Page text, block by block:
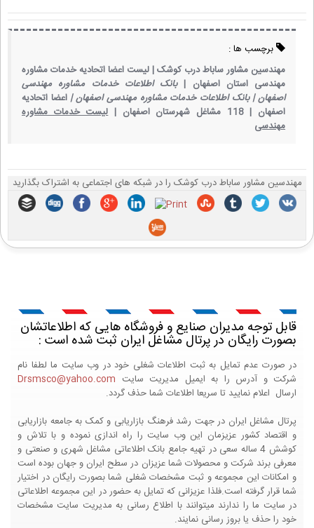
برچسب ها :
مهندسین مشاور ساباط درب کوشک |لیست اعضا اتحادیه خدمات مشاوره
مهندسی استان اصفهان | بانک اطلاعات خدمات مشاوره مهندسی
اصفهان | بانک اطلاعات خدمات مشاوره مهندسی اصفهان | اعضا اتحادیه
اصفهان | 118 مشاغل شهرستان اصفهان |
لیست خدمات مشاوره
مهندسی
مهندسین مشاور ساباط درب کوشک را در شبکه های اجتماعی به اشتراک بگذارید
قابل توجه مدیران صنایع و فروشگاه هایی که اطلاعاتشان
بصورت رایگان در پرتال مشاغل ایران ثبت شده است :
در صورت عدم تمایل به ثبت اطلاعات شغلی خود در وب سایت ما لطفا نام
شرکت و آدرس را به ایمیل مدیریت سایت Drsmsco@yahoo.com
ارسال اعلام نمایید تا سریعا اطلاعات شما حذف گردد.
پرتال مشاغل ایران در جهت رشد فرهنگ بازاریابی و کمک به جامعه بازاریابی
و اقتصاد کشور عزیزمان این وب سایت را راه اندازی نموده و با تلاش و
کوشش 4 ساله سعی در تهیه جامع بانک اطلاعاتی مشاغل شهری و صنعتی و
معرفی برند شرکت و محصولات شما عزیزان در سطح ایران و جهان بوده است
و امکانات این مجموعه و ثبت مشخصات شغلی شما بصورت رایگان در اختیار
شما قرار گرفته است.فلذا عزیزانی که تمایل به حضور در این مجموعه اطلاعاتی
در سایت ما را ندارند میتوانند با اطلاع رسانی به مدیریت سایت مشخصات
خود را حذف یا بروز رسانی نمایند.